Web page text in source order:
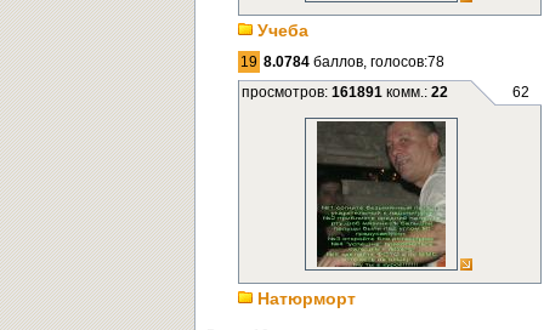
Учеба
19 8.0784баллов, голосов:78
просмотров: 161891комм.: 22 62
Натюрморт